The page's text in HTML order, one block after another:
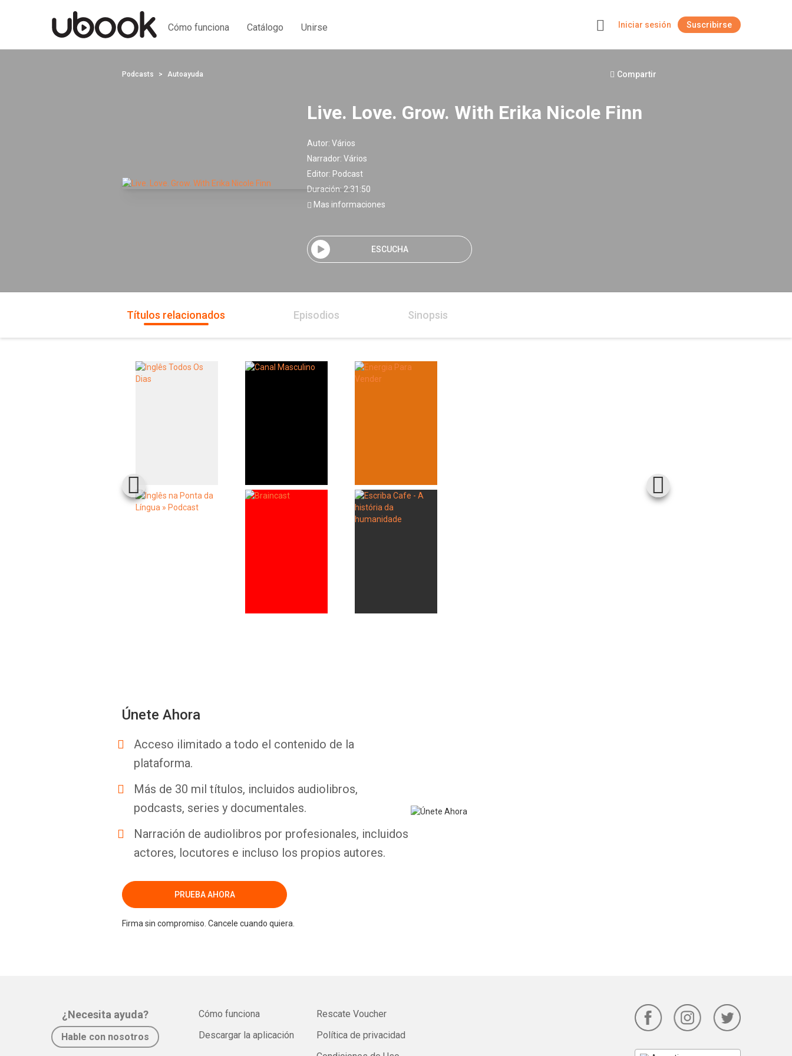
Cómo funciona Catálogo Unirse Iniciar sesión Suscribirse
Podcasts Autoayuda Compartir
Live. Love. Grow. With Erika Nicole Finn
Autor: Vários
Narrador: Vários
Editor: Podcast
Duración: 2:31:50
Mas informaciones
ESCUCHA
Títulos relacionados Episodios Sinopsis
Únete Ahora
Acceso ilimitado a todo el contenido de la
plataforma.
Más de 30 mil títulos, incluidos audiolibros,
podcasts, series y documentales.
Narración de audiolibros por profesionales, incluidos
actores, locutores e incluso los propios autores.
PRUEBA AHORA
Firma sin compromiso. Cancele cuando quiera.
¿Necesita ayuda?
Hable con nosotros
Cómo funciona
Descargar la aplicación
Rescate Voucher
Política de privacidad